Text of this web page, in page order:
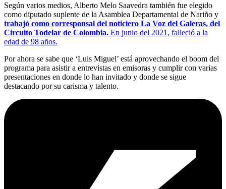
Según varios medios, Alberto Melo Saavedra también fue elegido
como diputado suplente de la Asamblea Departamental de Nariño y
trabajó como corresponsal del noticiero La Voz del Galeras, del
Circuito Todelar de Colombia. En junio del 2021, falleció a la
edad de 98 años.
Por ahora se sabe que ‘Luis Miguel’ está aprovechando el boom del
programa para asistir a entrevistas en emisoras y cumplir con varias
presentaciones en donde lo han invitado y donde se sigue
destacando por su carisma y talento.